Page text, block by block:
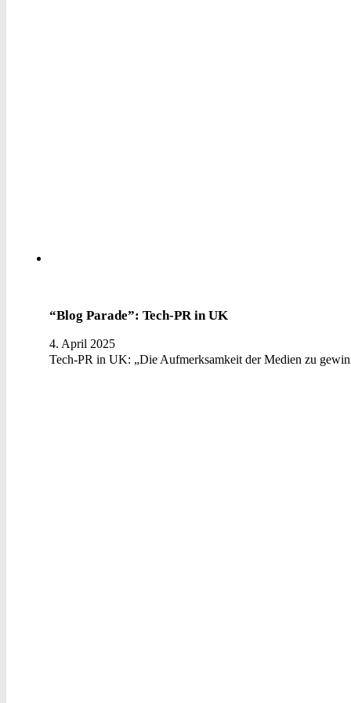
“Blog Parade”: Tech-PR in UK
4. April 2025
Tech-PR in UK: „Die Aufmerksamkeit der Medien zu